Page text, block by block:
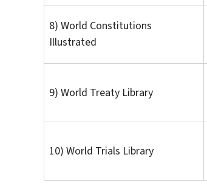
8) World Constitutions
Illustrated
9) World Treaty Library
10) World Trials Library